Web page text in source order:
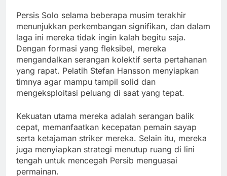
Persis Solo selama beberapa musim terakhir
menunjukkan perkembangan signifikan, dan dalam
laga ini mereka tidak ingin kalah begitu saja.
Dengan formasi yang fleksibel, mereka
mengandalkan serangan kolektif serta pertahanan
yang rapat. Pelatih Stefan Hansson menyiapkan
timnya agar mampu tampil solid dan
mengeksploitasi peluang di saat yang tepat.
Kekuatan utama mereka adalah serangan balik
cepat, memanfaatkan kecepatan pemain sayap
serta ketajaman striker mereka. Selain itu, mereka
juga menyiapkan strategi menutup ruang di lini
tengah untuk mencegah Persib menguasai
permainan.